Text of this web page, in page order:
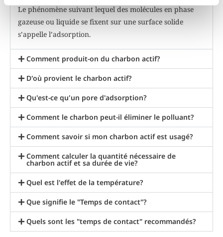
Le phénomène suivant lequel des molécules en phase
gazeuse ou liquide se fixent sur une surface solide
s’appelle l’adsorption.
Comment produit-on du charbon actif?
D'où provient le charbon actif?
Qu'est-ce qu'un pore d'adsorption?
Comment le charbon peut-il éliminer le polluant?
Comment savoir si mon charbon actif est usagé?
Comment calculer la quantité nécessaire de
charbon actif et sa durée de vie?
Quel est l'effet de la température?
Que signifie le "Temps de contact"?
Quels sont les "temps de contact" recommandés?